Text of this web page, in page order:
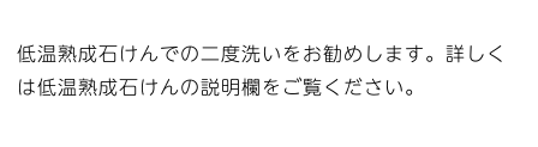
低温熟成石けんでの二度洗いをお勧めします。詳しく
は低温熟成石けんの説明欄をご覧ください。